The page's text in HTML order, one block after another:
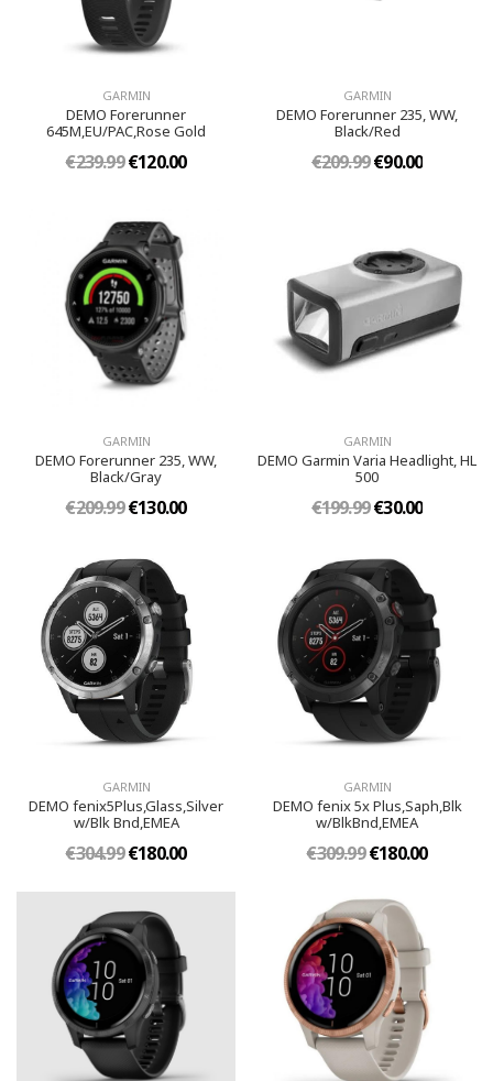
GARMIN
DEMO Forerunner
645M,EU/PAC,Rose Gold
€239.99€120.00
GARMIN
DEMO Forerunner 235, WW,
Black/Red
€209.99€90.00
GARMIN
DEMO Forerunner 235, WW,
Black/Gray
€209.99€130.00
GARMIN
DEMO Garmin Varia Headlight, HL
500
€199.99€30.00
GARMIN
DEMO fenix5Plus,Glass,Silver
w/Blk Bnd,EMEA
€304.99€180.00
GARMIN
DEMO fenix 5x Plus,Saph,Blk
w/BlkBnd,EMEA
€309.99€180.00